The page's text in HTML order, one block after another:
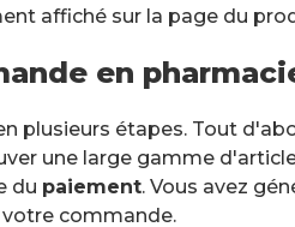
affiché sur la page du
en
plusieurs étapes. Tout
une large gamme
du paiement. Vous avez
commande.